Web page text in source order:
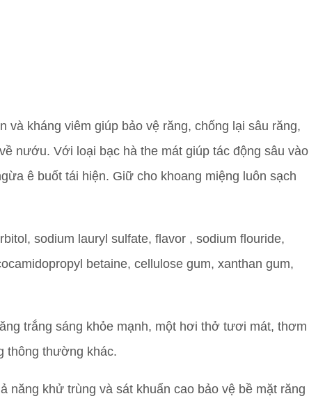
và kháng viêm giúp bảo vệ răng, chống lại sâu răng,
nướu. Với loại bạc hà the mát giúp tác động sâu vào
ê buốt tái hiện. Giữ cho khoang miệng luôn sạch
sodium lauryl sulfate, flavor , sodium flouride,
betaine, cellulose gum, xanthan gum,
trắng sáng khỏe mạnh, một hơi thở tươi mát, thơm
thông thường khác.
năng khử trùng và sát khuẩn cao bảo vệ bề mặt răng